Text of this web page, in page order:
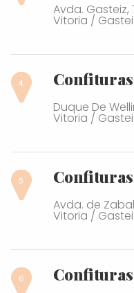
Avda. Gasteiz,
Vitoria /
Confituras
Duque De
Vitoria /
Confituras
Avda. de
Vitoria /
Confituras